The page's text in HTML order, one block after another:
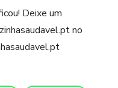
Deixe um
no